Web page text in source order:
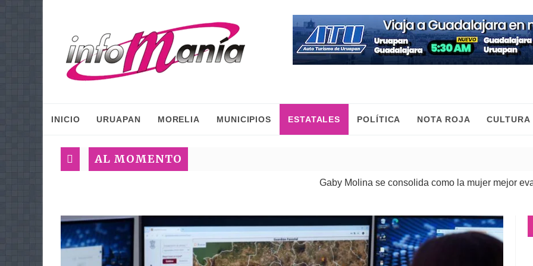
INICIO URUAPAN MORELIA MUNICIPIOS ESTATALES POLÍTICA NOTA ROJA CULTURA
AL MOMENTO
Gaby Molina se consolida como la mujer mejor evaluada de